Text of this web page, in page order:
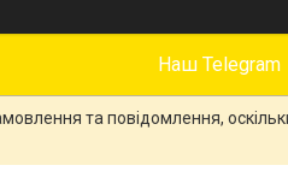
Наш Telegram
та повідомлення,